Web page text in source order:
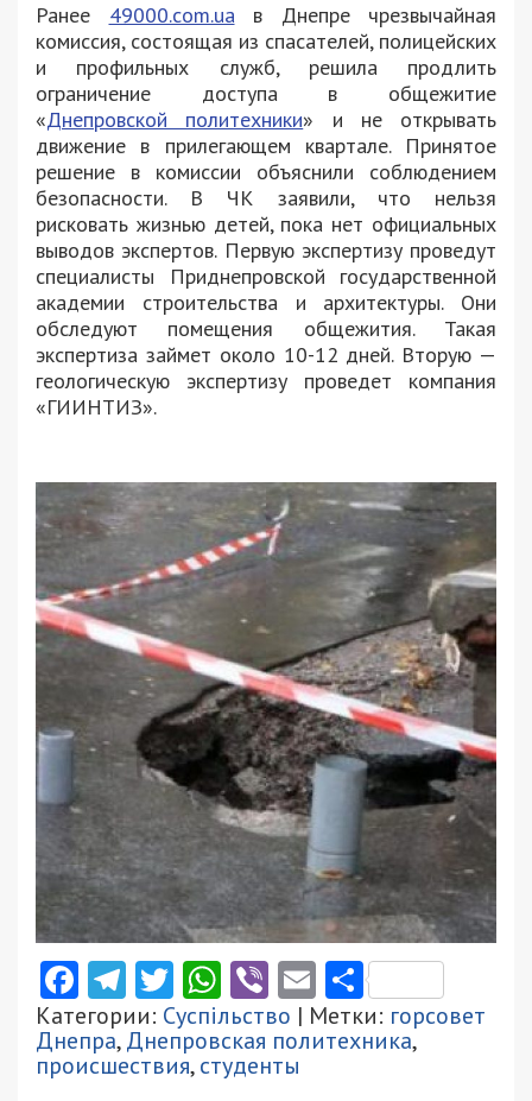
Ранее 49000.com.uaв Днепре чрезвычайная
комиссия, состоящая из спасателей, полицейских
и профильных служб, решила продлить
ограничение доступа в общежитие
«Днепровской политехники» и не открывать
движение в прилегающем квартале. Принятое
решение в комиссии объяснили соблюдением
безопасности. В ЧК заявили, что нельзя
рисковать жизнью детей, пока нет официальных
выводов экспертов. Первую экспертизу проведут
специалисты Приднепровской государственной
академии строительства и архитектуры. Они
обследуют помещения общежития. Такая
экспертиза займет около 10-12 дней. Вторую —
геологическую экспертизу проведет компания
«ГИИНТИЗ».
Facebook
Telegram
Twitter
WhatsApp
ViberEmail
Категории: Суспільство | Метки: горсовет
Днепра,Днепровская политехника,
происшествия,студенты